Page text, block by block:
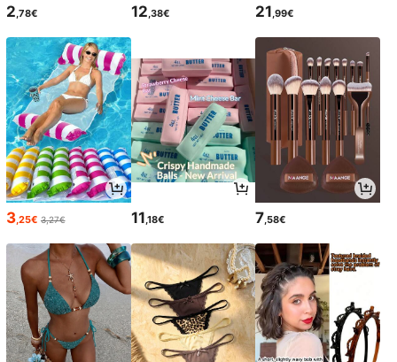
2,78€ 12,38€ 21,99€
3 ,25€ 3,27€ 11 ,18€ 7 ,58€